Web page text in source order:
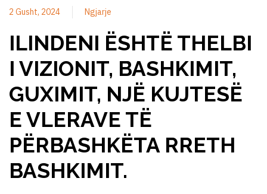
2 Gusht, 2024 Ngjarje
ILINDENI ËSHTË THELBI
I VIZIONIT, BASHKIMIT,
GUXIMIT, NJË KUJTESË
E VLERAVE TË
PËRBASHKËTA RRETH
BASHKIMIT.